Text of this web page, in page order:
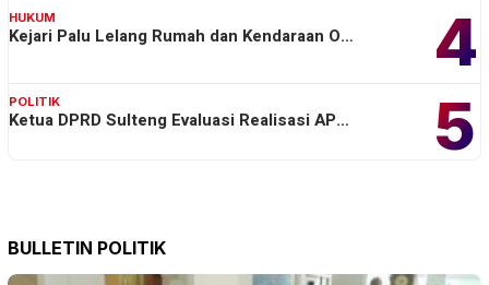
4
HUKUM
Kejari Palu Lelang Rumah dan Kendaraan O…
5
POLITIK
Ketua DPRD Sulteng Evaluasi Realisasi AP…
BULLETIN POLITIK